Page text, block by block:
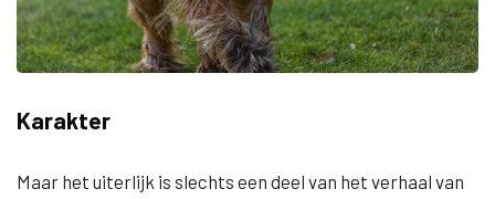
Karakter
Maar het uiterlijk is slechts een deel van het verhaal van